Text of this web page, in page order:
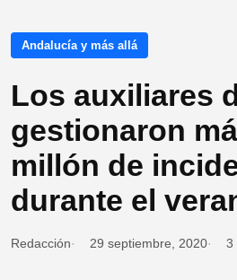
Andalucía y más allá
Los auxiliares
gestionaron
millón de
durante el
Redacción 29 septiembre, 2020 3